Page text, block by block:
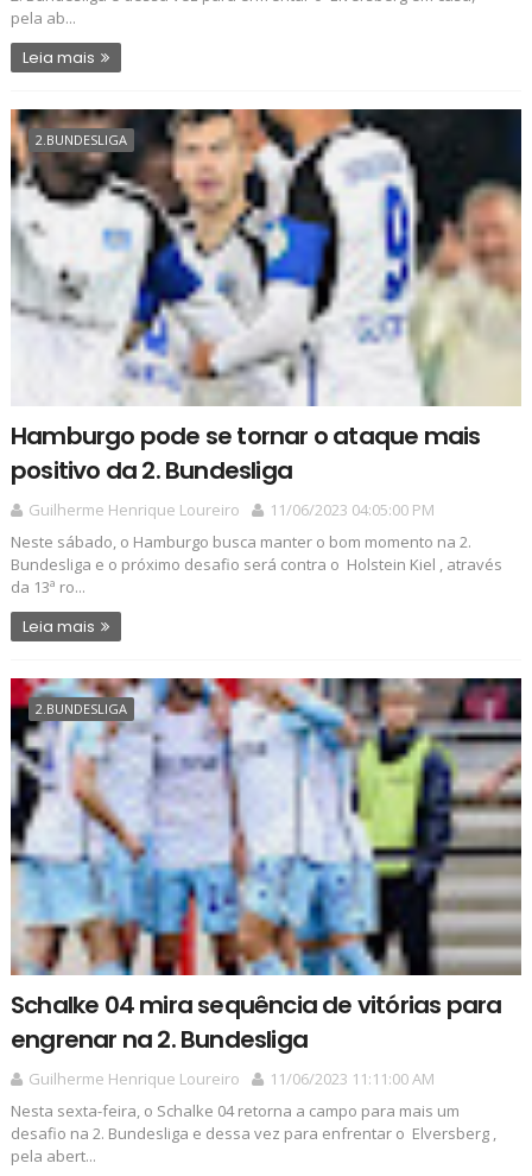
pela ab...
Leia mais
2.BUNDESLIGA
Hamburgo pode se tornar o ataque mais
positivo da 2. Bundesliga
Guilherme Henrique Loureiro
11/06/2023 04:05:00 PM
Neste sábado, o Hamburgo busca manter o bom momento na 2.
Bundesliga e o próximo desafio será contra o Holstein Kiel , através
da 13ª ro...
Leia mais
2.BUNDESLIGA
Schalke 04 mira sequência de vitórias para
engrenar na 2. Bundesliga
Guilherme Henrique Loureiro
11/06/2023 11:11:00 AM
Nesta sexta-feira, o Schalke 04 retorna a campo para mais um
desafio na 2. Bundesliga e dessa vez para enfrentar o Elversberg ,
pela abert...